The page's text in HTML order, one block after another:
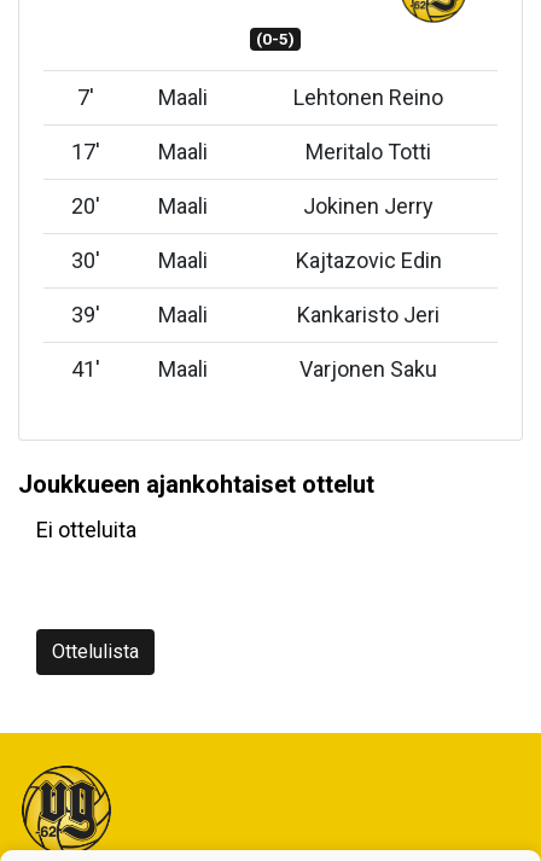
(0-5)
7' Maali Lehtonen Reino
17' Maali Meritalo Totti
20' Maali Jokinen Jerry
30' Maali Kajtazovic Edin
39' Maali Kankaristo Jeri
41' Maali Varjonen Saku
Joukkueen ajankohtaiset ottelut
Ei otteluita
Ottelulista